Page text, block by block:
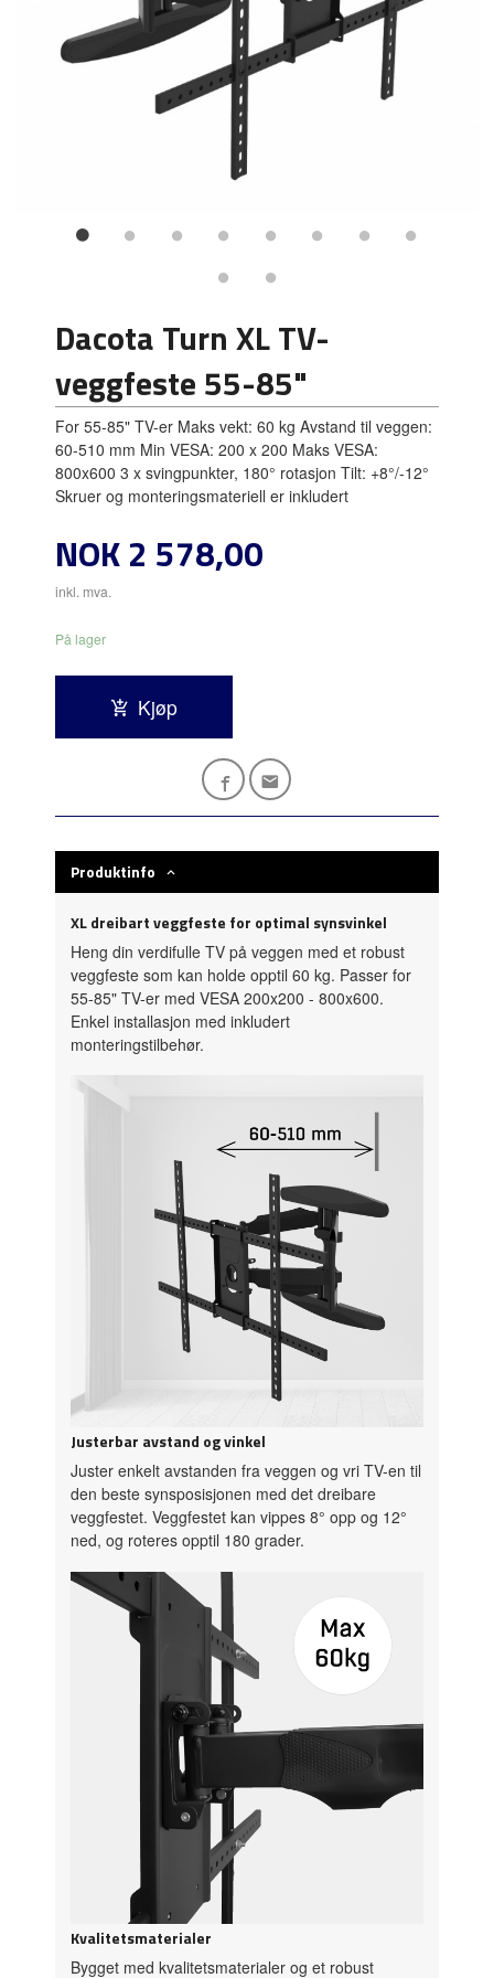
Dacota Turn XL TV-
veggfeste 55-85"
For 55-85" TV-er Maks vekt: 60 kg Avstand til veggen:
60-510 mm Min VESA: 200 x 200 Maks VESA:
800x600 3 x svingpunkter, 180° rotasjon Tilt: +8°/-12°
Skruer og monteringsmateriell er inkludert
Pris
NOK2 578,00
inkl. mva.
På lager
Kjøp
Produktinfo
XL dreibart veggfeste for optimal synsvinkel
Heng din verdifulle TV på veggen med et robust
veggfeste som kan holde opptil 60 kg. Passer for
55-85" TV-er med VESA 200x200 - 800x600.
Enkel installasjon med inkludert
monteringstilbehør.
Justerbar avstand og vinkel
Juster enkelt avstanden fra veggen og vri TV-en til
den beste synsposisjonen med det dreibare
veggfestet. Veggfestet kan vippes 8° opp og 12°
ned, og roteres opptil 180 grader.
Kvalitetsmaterialer
Bygget med kvalitetsmaterialer og et robust